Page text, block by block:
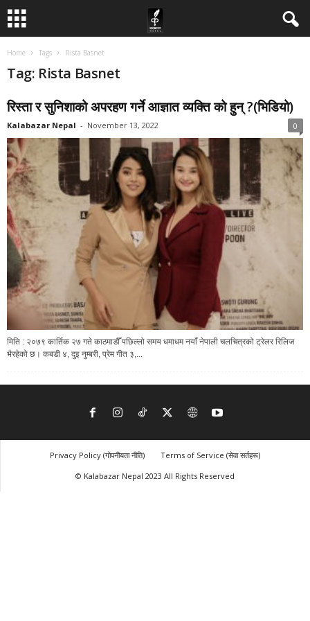
Home Tags Rista Basnet
Tag: Rista Basnet
रिस्ता र सुनिशाको अपरहण गर्ने आज्ञात व्यक्ति को हुन् ?(भिडियो)
Kalabazar Nepal - November 13, 2022 0
मिति : २०७९ कार्तिक २७ गते काठमाडौँ पछिल्लो समय धमाधम नयाँ नेपाली चलचित्रको ट्रेलर रिलिज
भैरहेको छ। कबडी ४, दुइ नुम्बरी, प्रेम गीत ३,...
Privacy Policy (गोपनीयता नीति)
Terms of Service (सेवा सर्तहरू)
© Kalabazar Nepal 2023 All Rights Reserved